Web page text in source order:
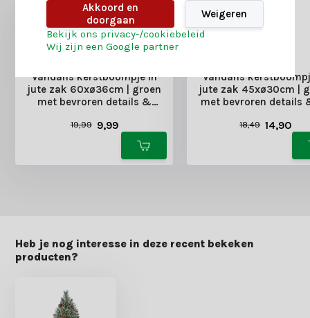
Vandans kerstboompje in
jute zak 60xø36cm | groen
met bevroren details &
19,99 9,99
Vandans
jute zak 45xø30cm |
met bevroren details
18,49 14,90
Heb je nog interesse in deze recent bekeken
producten?
Akkoord en
doorgaan
Weigeren
Bekijk ons privacy-/cookiebeleid
Wij zijn een Google partner